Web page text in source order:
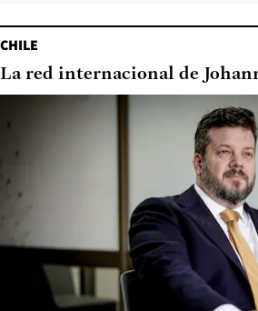
CHILE
La red internacional de